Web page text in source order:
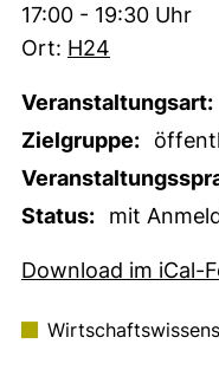
Zeit:
17:00 - 19:30 Uhr
Ort: H24
Veranstaltungsart:
Zielgruppe:
Status:
mit
Download im iCal-